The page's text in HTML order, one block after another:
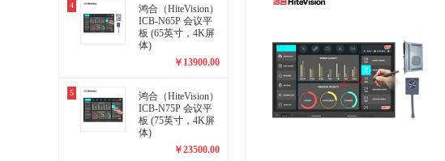
4
鸿合（HiteVision）
ICB-N65P 会议平
板 (65英寸，4K屏
体)
￥ 13900.00
5
鸿合（HiteVision）
ICB-N75P 会议平
板 (75英寸，4K屏
体)
￥23500.00